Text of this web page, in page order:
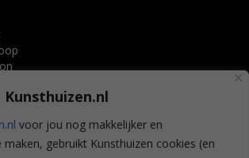
voor jou nog makkelijker en
gebruikt Kunsthuizen cookies (en